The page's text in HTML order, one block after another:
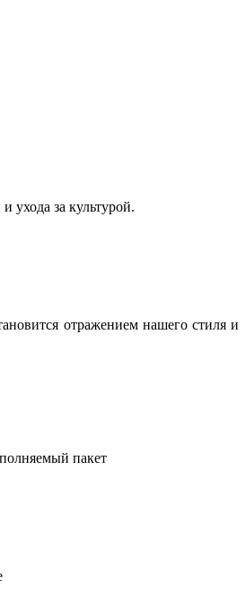
ухода за культурой.
отражением нашего стиля и
пакет